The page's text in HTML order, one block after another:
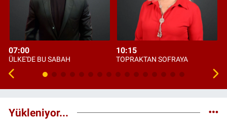
07:00
ÜLKE'DE BU SABAH
10:15
TOPRAKTAN SOFRAYA
Yükleniyor...